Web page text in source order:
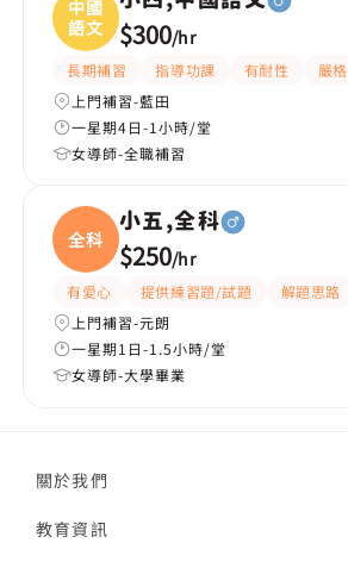
中國
語文
$300/hr
長期補習 指導功課 有耐性
嚴格
上門補習-藍田
一星期4日-1小時/堂
女導師-全職補習
全科
小五,全科
$250/hr
有愛心 提供練習題/試題 解題思路
上門補習-元朗
一星期1日-1.5小時/堂
女導師-大學畢業
關於我們
教育資訊